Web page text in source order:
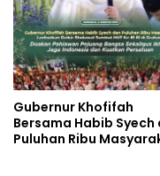
Gubernur Khofifah
Bersama Habib Syech
Puluhan Ribu